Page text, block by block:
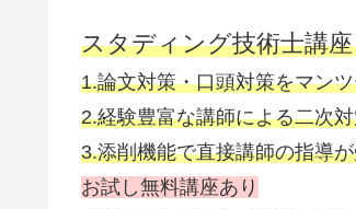
スタディング技術士講座
1.論文対策・口頭対策をマン
2.経験豊富な講師による二次
3.添削機能で直接講師の指導
お試し無料講座あり